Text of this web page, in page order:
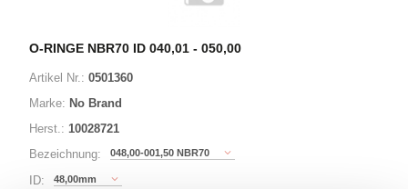
O-RINGE NBR70 ID 040,01 - 050,00
Artikel Nr.: 0501360
Marke: No Brand
Herst.: 10028721
Bezeichnung:
048,00-001,50 NBR70
ID: 48,00mm